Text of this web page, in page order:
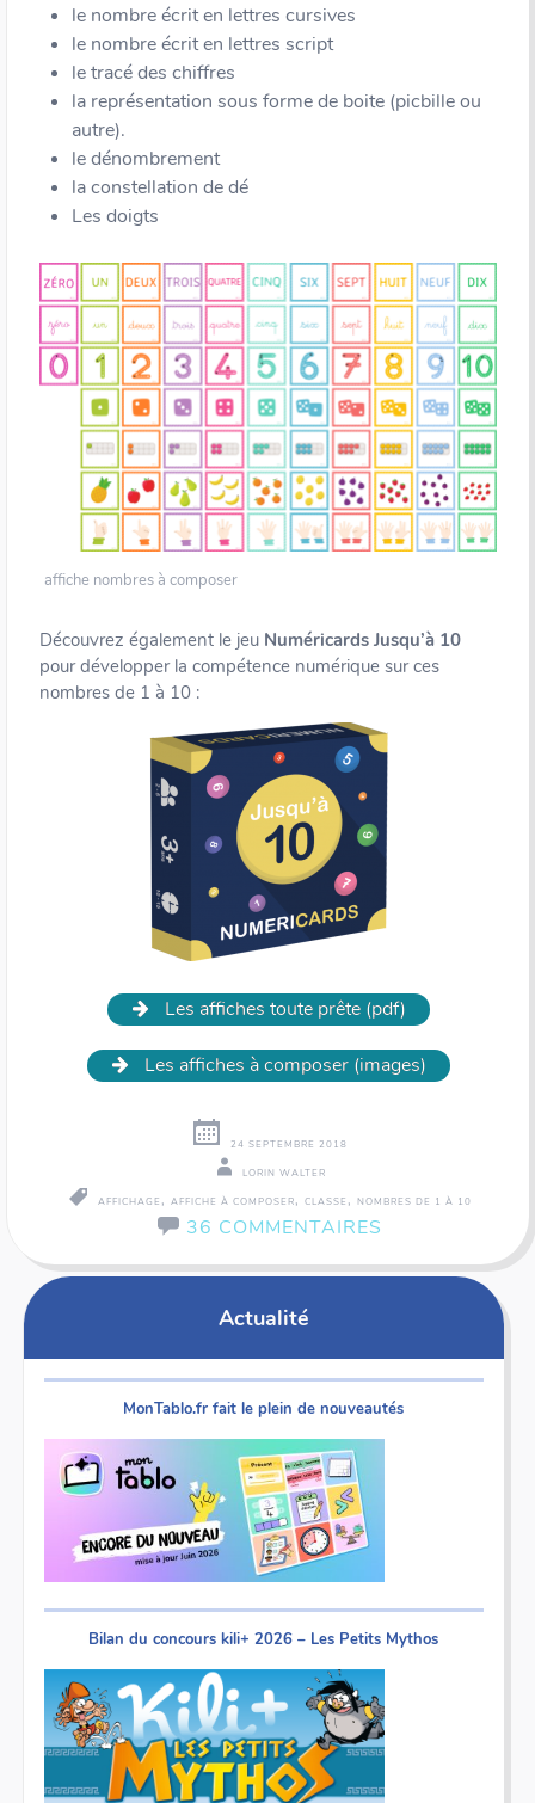
le nombre écrit en lettres cursives
le nombre écrit en lettres script
le tracé des chiffres
la représentation sous forme de boite (picbille ou
autre).
le dénombrement
la constellation de dé
Les doigts
affiche nombres à composer
Découvrez également le jeu Numéricards Jusqu’à 10
pour développer la compétence numérique sur ces
nombres de 1 à 10 :
Les affiches toute prête (pdf)
Les affiches à composer (images)
24 SEPTEMBRE 2018
LORIN WALTER
AFFICHAGE , AFFICHE À COMPOSER, CLASSE , NOMBRES DE 1 À 10
36 COMMENTAIRES
Actualité
MonTablo.fr fait le plein de nouveautés
Bilan du concours kili+ 2026 – Les Petits Mythos